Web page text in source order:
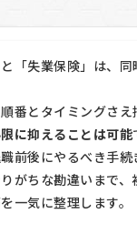
と「失業保険」は、
番とタイミングさ
に抑えることは可能
前後にやるべき手続
がちな勘違いまで、
一気に整理します。